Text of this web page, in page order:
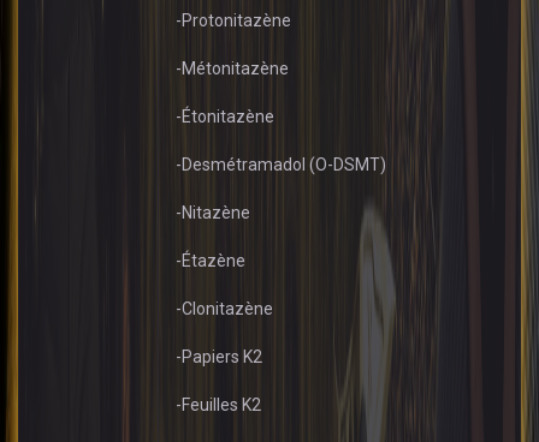
-Protonitazène
-Métonitazène
-Étonitazène
-Desmétramadol (O-DSMT)
-Nitazène
-Étazène
-Clonitazène
-Papiers K2
-Feuilles K2